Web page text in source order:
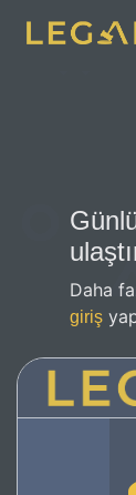
Daha
giriş